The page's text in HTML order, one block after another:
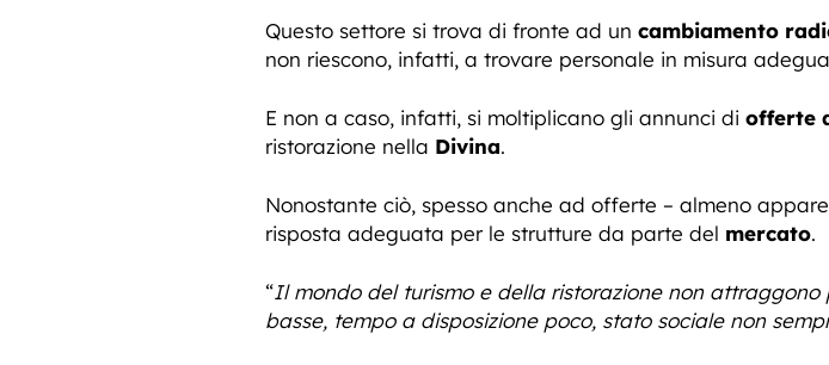
Questo settore si trova di fronte ad un cambiamento
non riescono, infatti, a trovare personale in misura
E non a caso, infatti, si moltiplicano gli annunci di offerte
ristorazione nella Divina.
Nonostante ciò, spesso anche ad offerte – almeno
risposta adeguata per le strutture da parte del mercato.
“Il mondo del turismo e della ristorazione non attraggono
basse, tempo a disposizione poco, stato sociale non